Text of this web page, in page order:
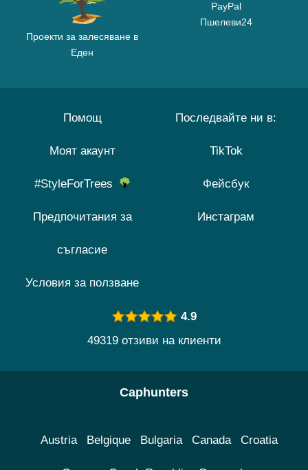
Проекти за залесяване в
Еден
PayPal
Пшелеви24
Помощ
Моят акаунт
#StyleForTrees
Предпочитания за
съгласие
Условия за ползване
Последвайте ни в:
TikTok
Фейсбук
Инстаграм
4.9
49319 отзиви на клиенти
Caphunters
Austria Belgique Bulgaria Canada Croatia